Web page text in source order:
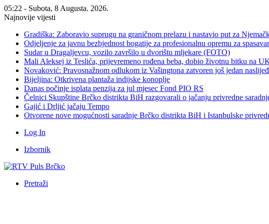
05:22 - Subota, 8 Augusta. 2026.
Najnovije vijesti
Gradiška: Zaboravio suprugu na graničnom prelazu i nastavio put za
Odjeljenje za javnu bezbjednost bogatije za profesionalnu opremu za
Sudar u Dragaljevcu, vozilo završilo u dvorištu mljekare (FOTO)
Mali Aleksej iz Teslića, prijevremeno rođena beba, dobio životnu bitku na
Novaković: Pravosnažnom odlukom iz Vašingtona zatvoren još jedan
Bijeljina: Otkrivena plantaža indijske konoplje
Danas počinje isplata penzija za jul mjesec Fond PIO RS
Čelnici Skupštine Brčko distrikta BiH razgovarali o jačanju privredne
Gajić i Drljić jačaju Tempo
Otvorene nove mogućnosti saradnje Brčko distrikta BiH i Istanbulske
Log In
Izbornik
Pretraži